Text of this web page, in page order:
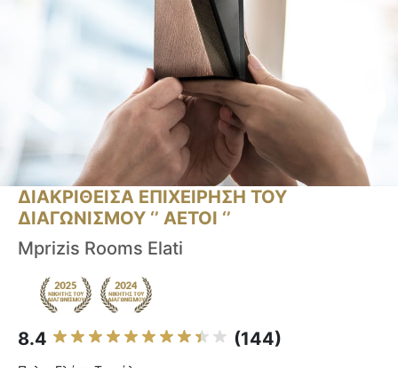
ΔΙΑΚΡΙΘΕΙΣΑ ΕΠΙΧΕΙΡΗΣΗ ΤΟΥ
ΔΙΑΓΩΝΙΣΜΟΥ ‘’ ΑΕΤΟΙ ‘’
Mprizis Rooms Elati
8.4 (144)